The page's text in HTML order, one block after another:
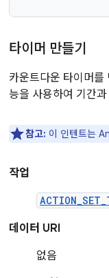
타이머 만들기
카운트다운 타이머를
능을 사용하여 기간
참고: 이 인텐트는
작업
데이터 URI
없음